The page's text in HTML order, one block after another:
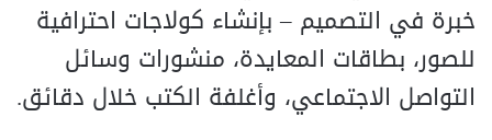
خبرة في التصميم – بإنشاء كولاجات احترافية
للصور، بطاقات المعايدة، منشورات وسائل
التواصل الاجتماعي، وأغلفة الكتب خلال دقائق.